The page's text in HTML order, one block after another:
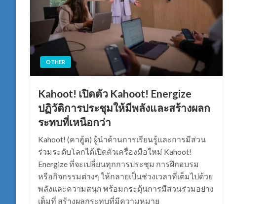
OTHER
Kahoot! เปิดตัว Kahoot! Energize
ปฏิวัติการประชุมให้มีพลังและสร้างผลก
ระทบที่เหนือกว่า
Kahoot! (คาฮู้ด) ผู้นำด้านการเรียนรู้และการมีส่วน
ร่วมระดับโลกได้เปิดตัวเครื่องมือใหม่ Kahoot!
Energize ที่จะเปลี่ยนทุกการประชุม การฝึกอบรม
หรือกิจกรรมต่างๆ ให้กลายเป็นช่วงเวลาที่เต็มไปด้วย
พลังและความสนุก พร้อมกระตุ้นการมีส่วนร่วมอย่าง
เต็มที่ สร้างผลกระทบที่มีความหมาย